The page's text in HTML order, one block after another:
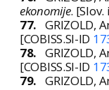
ekonomije. [Slov.
77. GRIZOLD,
[COBISS.SI-ID
78. GRIZOLD,
[COBISS.SI-ID
79. GRIZOLD,